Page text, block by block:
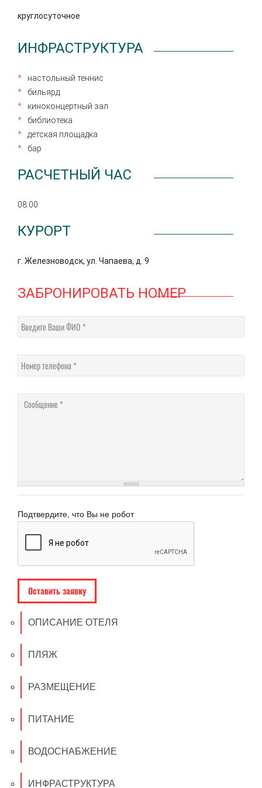
круглосуточное
ИНФРАСТРУКТУРА
настольный теннис
бильярд
киноконцертный зал
библиотека
детская площадка
бар
РАСЧЕТНЫЙ ЧАС
08:00
КУРОРТ
г. Железноводск, ул. Чапаева, д. 9
ЗАБРОНИРОВАТЬ НОМЕР
Введите Ваши ФИО
Номер телефона
Сообщение
Подтвердите, что Вы не робот
ОПИСАНИЕ ОТЕЛЯ
ПЛЯЖ
РАЗМЕЩЕНИЕ
ПИТАНИЕ
ВОДОСНАБЖЕНИЕ
ИНФРАСТРУКТУРА